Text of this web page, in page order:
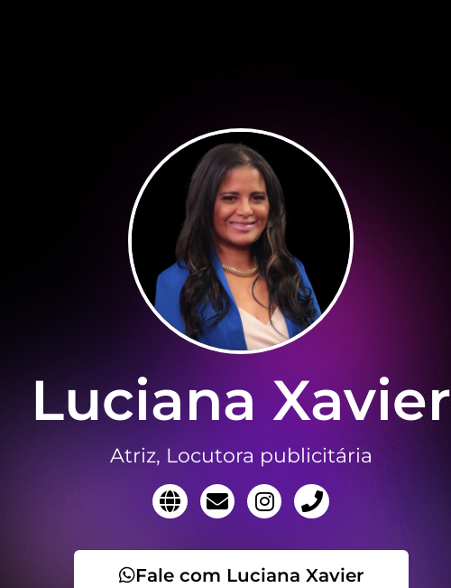
Luciana Xavier
Atriz, Locutora publicitária
Fale com Luciana Xavier